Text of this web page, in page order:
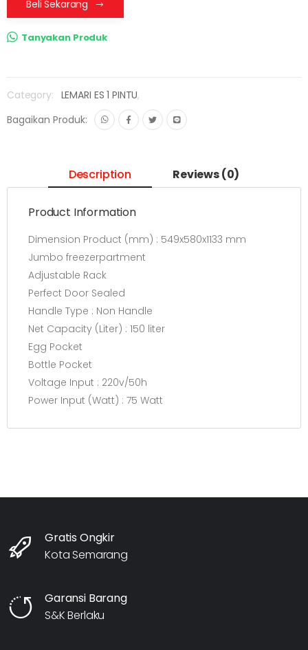
Beli Sekarang
Tanyakan Produk
Category: LEMARI ES 1 PINTU,
Bagaikan Produk:
Description Reviews (0)
Product Information
Dimension Product (mm) : 549x580x1133 mm
Jumbo freezerpartment
Adjustable Rack
Perfect Door Sealed
Handle Type : Non Handle
Net Capacity (Liter) : 150 liter
Egg Pocket
Bottle Pocket
Voltage Input : 220v/50h
Power Input (Watt) : 75 Watt
Gratis Ongkir
Kota Semarang
Garansi Barang
S&K Berlaku